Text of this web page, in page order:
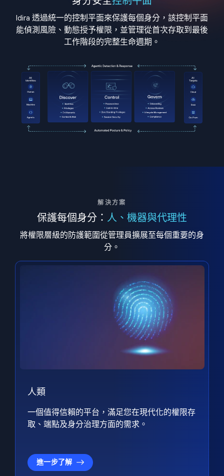
Idira 透過統一的控制平面來保護每個身分，該控制平面
能偵測風險、動態授予權限，並管理從首次存取到最後
工作階段的完整生命週期。
解決方案
保護每個身分： 人、機器與代理性
將權限層級的防護範圍從管理員擴展至每個重要的身
分。
人類
一個值得信賴的平台，滿足您在現代化的權限存
取、端點及身分治理方面的需求。
進一步了解